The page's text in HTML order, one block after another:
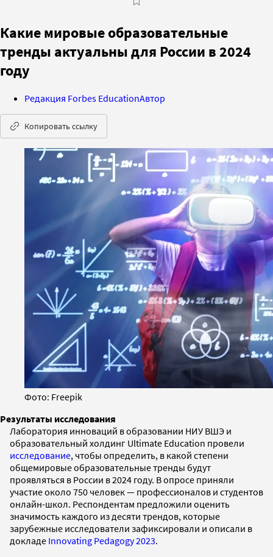
Какие мировые образовательные
тренды актуальны для России в 2024
году
Редакция Forbes EducationАвтор
Копировать ссылку
Фото: Freepik
Результаты исследования
Лаборатория инноваций в образовании НИУ ВШЭ и
образовательный холдинг Ultimate Education провели
исследование, чтобы определить, в какой степени
общемировые образовательные тренды будут
проявляться в России в 2024 году. В опросе приняли
участие около 750 человек — профессионалов и студентов
онлайн-школ. Респондентам предложили оценить
значимость каждого из десяти трендов, которые
зарубежные исследователи зафиксировали и описали в
докладе Innovating Pedagogy 2023.